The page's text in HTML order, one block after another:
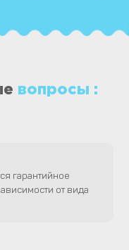
вопросы :
гарантийное
от вида